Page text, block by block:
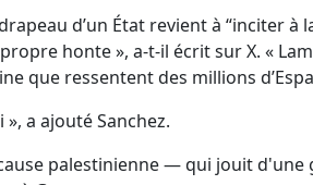
d’un État revient à “inciter à
honte », a-t-il écrit sur X. «
que ressentent des millions
a ajouté Sanchez.
palestinienne — qui jouit